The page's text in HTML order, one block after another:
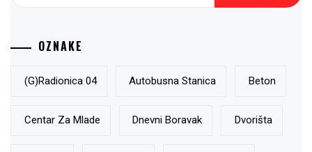
OZNAKE
(g)radionica 04 Autobusna Stanica Beton
Centar Za Mlade Dnevni Boravak Dvorišta